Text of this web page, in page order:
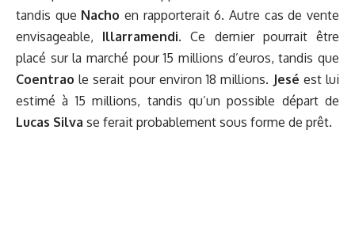
tandis que Nacho en rapporterait 6. Autre cas de vente
envisageable, Illarramendi. Ce dernier pourrait être
placé sur la marché pour 15 millions d’euros, tandis que
Coentrao le serait pour environ 18 millions. Jesé est lui
estimé à 15 millions, tandis qu’un possible départ de
Lucas Silva se ferait probablement sous forme de prêt.